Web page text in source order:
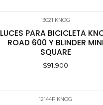
13021 KNOG
LUCES PARA BICICLETA
ROAD 600 Y BLINDER MINI
SQUARE
$91.900
12144P KNOG